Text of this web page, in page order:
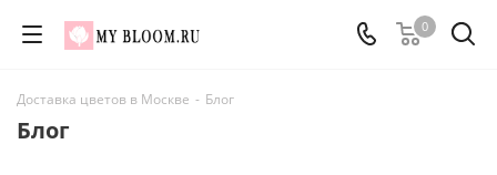
0
Доставка цветов в Москве - Блог
Блог